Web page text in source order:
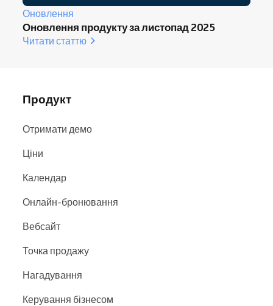
Оновлення
Оновлення продукту за листопад 2025
Читати статтю
Продукт
Отримати демо
Ціни
Календар
Онлайн-бронювання
Вебсайт
Точка продажу
Нагадування
Керування бізнесом